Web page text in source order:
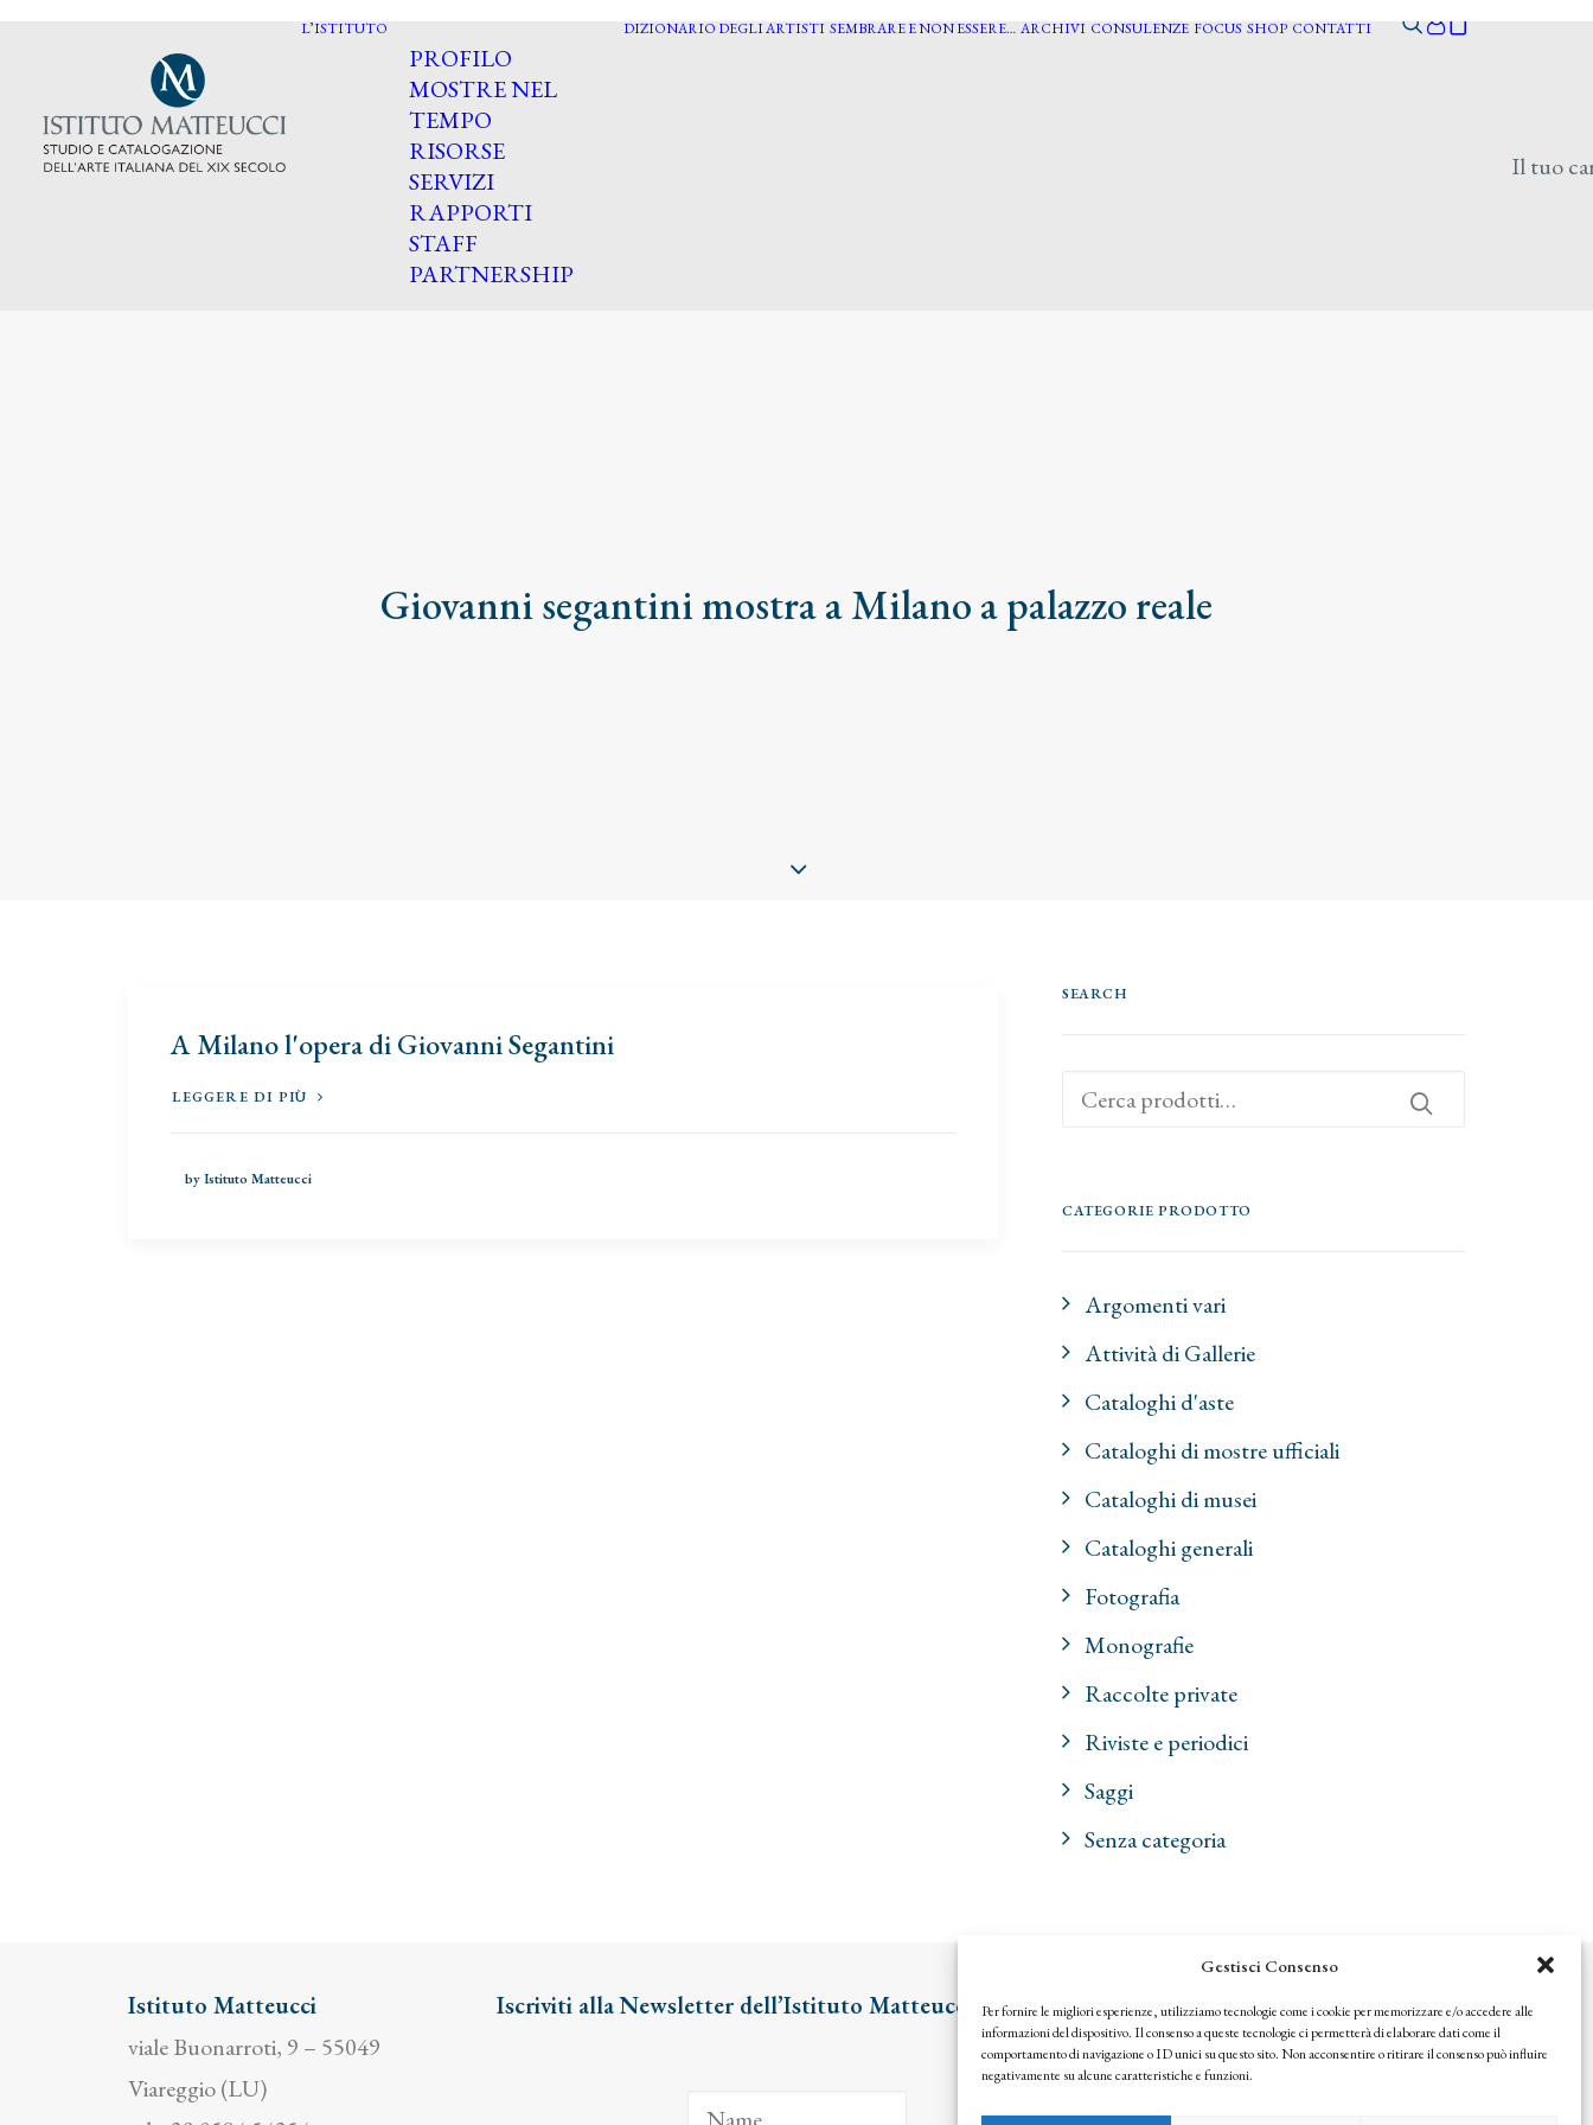
Gestisci Consenso
Per fornire le migliori esperienze, utilizziamo tecnologie come i cookie per memorizzare e/o accedere alle
informazioni del dispositivo. Il consenso a queste tecnologie ci permetterà di elaborare dati come il
comportamento di navigazione o ID unici su questo sito. Non acconsentire o ritirare il consenso può influire
negativamente su alcune caratteristiche e funzioni.
L’ISTITUTO
PROFILO
MOSTRE NEL
TEMPO
RISORSE
SERVIZI
RAPPORTI
STAFF
PARTNERSHIP
DIZIONARIO DEGLI ARTISTI SEMBRARE E NON ESSERE… ARCHIVI CONSULENZE FOCUS SHOP CONTATTI
Il tuo
Giovanni segantini mostra a Milano a palazzo reale
A Milano l'opera di Giovanni Segantini
LEGGERE DI PIÙ
by Istituto Matteucci
SEARCH
Cerca:
CATEGORIE PRODOTTO
Argomenti vari
Attività di Gallerie
Cataloghi d'aste
Cataloghi di mostre ufficiali
Cataloghi di musei
Cataloghi generali
Fotografia
Monografie
Raccolte private
Riviste e periodici
Saggi
Senza categoria
Istituto Matteucci
viale Buonarroti, 9 – 55049
Viareggio (LU)
Iscriviti alla Newsletter dell’Istituto Matteucci
Nessuna parte di questo sito può essere riprodotta o trasmessa con
qualsiasi mezzo senza l’autorizzazione scritta dei proprietari dei
diritti e dell’Istituto Matteucci